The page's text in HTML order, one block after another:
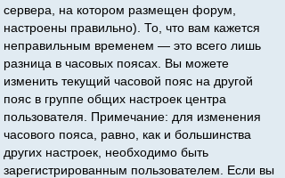
сервера, на котором размещен форум,
настроены правильно). То, что вам кажется
неправильным временем — это всего лишь
разница в часовых поясах. Вы можете
изменить текущий часовой пояс на другой
пояс в группе общих настроек центра
пользователя. Примечание: для изменения
часового пояса, равно, как и большинства
других настроек, необходимо быть
зарегистрированным пользователем. Если вы